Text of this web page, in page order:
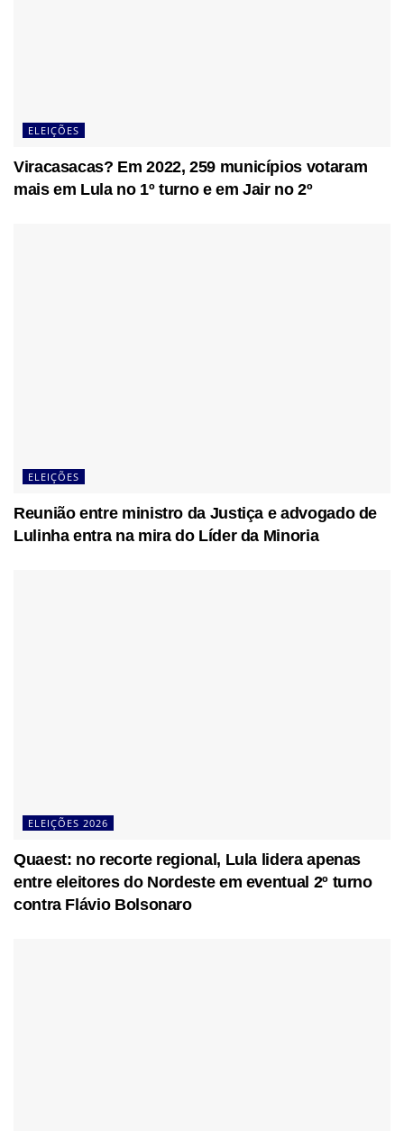
ELEIÇÕES
Viracasacas? Em 2022, 259 municípios votaram
mais em Lula no 1º turno e em Jair no 2º
ELEIÇÕES
Reunião entre ministro da Justiça e advogado de
Lulinha entra na mira do Líder da Minoria
ELEIÇÕES 2026
Quaest: no recorte regional, Lula lidera apenas
entre eleitores do Nordeste em eventual 2º turno
contra Flávio Bolsonaro